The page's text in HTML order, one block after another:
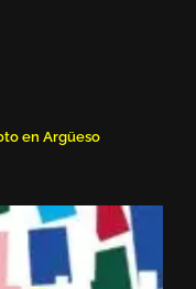
en Argüeso